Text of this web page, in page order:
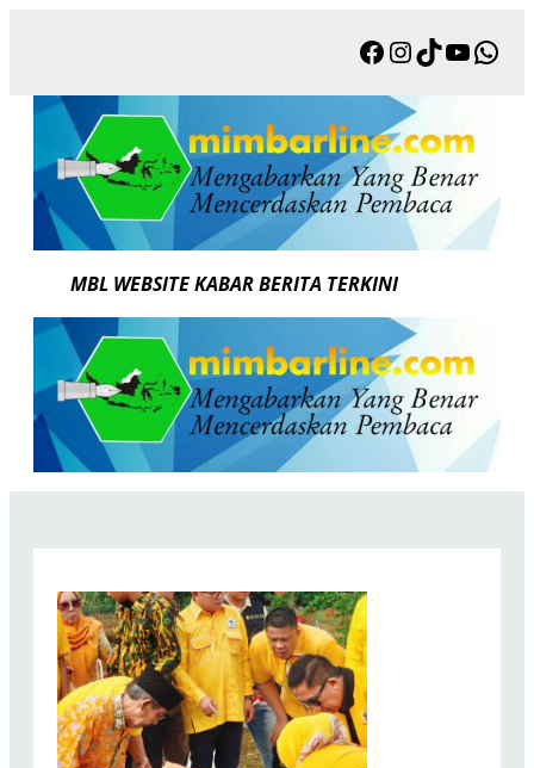
Facebook
Instagram
TikTok
MBL WEBSITE KABAR BERITA TERKINI